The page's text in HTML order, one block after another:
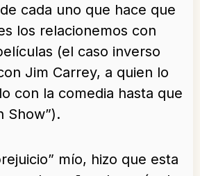
cada uno que hace que
los relacionemos con
(el caso inverso
Jim Carrey, a quien lo
con la comedia hasta que
Show”).
mío, hizo que esta